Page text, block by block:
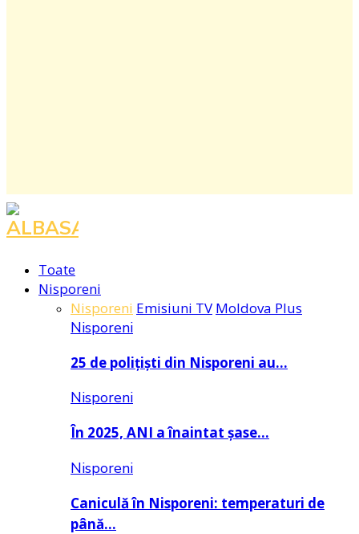
Facebook
Instagram
Youtube
Toate
Nisporeni
Nisporeni Emisiuni TV Moldova Plus
Nisporeni
25 de polițiști din Nisporeni au…
Nisporeni
În 2025, ANI a înaintat șase…
Nisporeni
Caniculă în Nisporeni: temperaturi de
până…